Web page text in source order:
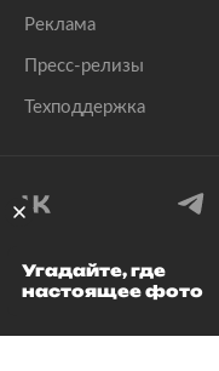
Реклама
Пресс-релизы
Техподдержка
©
Угадайте, где
настоящее фото